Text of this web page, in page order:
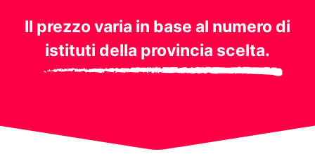
Il prezzo varia in base al numero di
istituti della provincia scelta.